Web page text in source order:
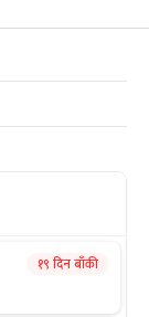
१९ दिन बाँकी